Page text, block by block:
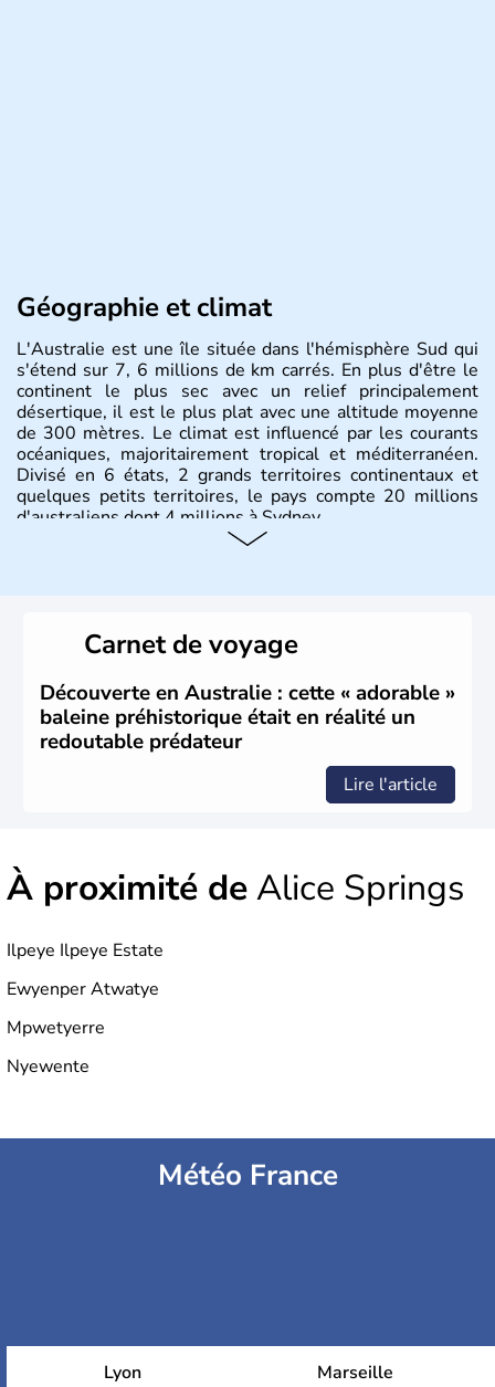
Géographie et climat
L'Australie est une île située dans l'hémisphère Sud qui
s'étend sur 7, 6 millions de km carrés. En plus d'être le
continent le plus sec avec un relief principalement
désertique, il est le plus plat avec une altitude moyenne
de 300 mètres. Le climat est influencé par les courants
océaniques, majoritairement tropical et méditerranéen.
Divisé en 6 états, 2 grands territoires continentaux et
quelques petits territoires, le pays compte 20 millions
d'australiens dont 4 millions à Sydney.
humaines. Il faut attendre 1522 pour qu'un explorateur
portugais découvre le continent australien, puis les
années 1700 pour que l'île devienne une terre
d'émigration européenne. La Grande-Bretagne
revendique son appartenance le 26 janvier 1788,
désormais jour de la fête nationale australienne. Cette
monarchie constitutionnelle est encore placée sous le
Carnet de voyage
Découverte en Australie : cette « adorable »
baleine préhistorique était en réalité un
redoutable prédateur
Lire l'article
À proximité deAlice Springs
Ilpeye Ilpeye Estate
Ewyenper Atwatye
Mpwetyerre
Nyewente
Météo France
Lyon Marseille